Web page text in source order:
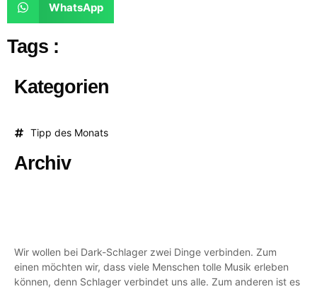
WhatsApp
Tags :
Kategorien
Tipp des Monats
Archiv
Wir wollen bei Dark-Schlager zwei Dinge verbinden. Zum
einen möchten wir, dass viele Menschen tolle Musik erleben
können, denn Schlager verbindet uns alle. Zum anderen ist es